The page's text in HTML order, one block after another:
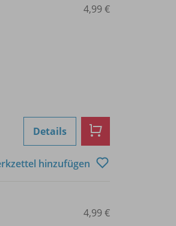
4,99 €
Details
hinzufügen
4,99 €